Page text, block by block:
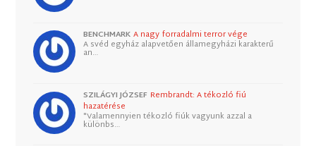
BENCHMARK A nagy forradalmi terror vége
A svéd egyház alapvetően államegyházi karakterű
an…
SZILÁGYI JÓZSEF Rembrandt: A tékozló fiú
hazatérése
"Valamennyien tékozló fiúk vagyunk azzal a
különbs…